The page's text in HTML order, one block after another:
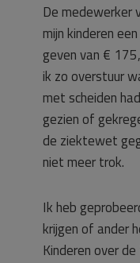
De medewerker
mijn kinderen
geven van €
ik zo overstuur
met scheiden
gezien of
de ziektewet
niet meer trok.
Ik heb
krijgen of ander
Kinderen over